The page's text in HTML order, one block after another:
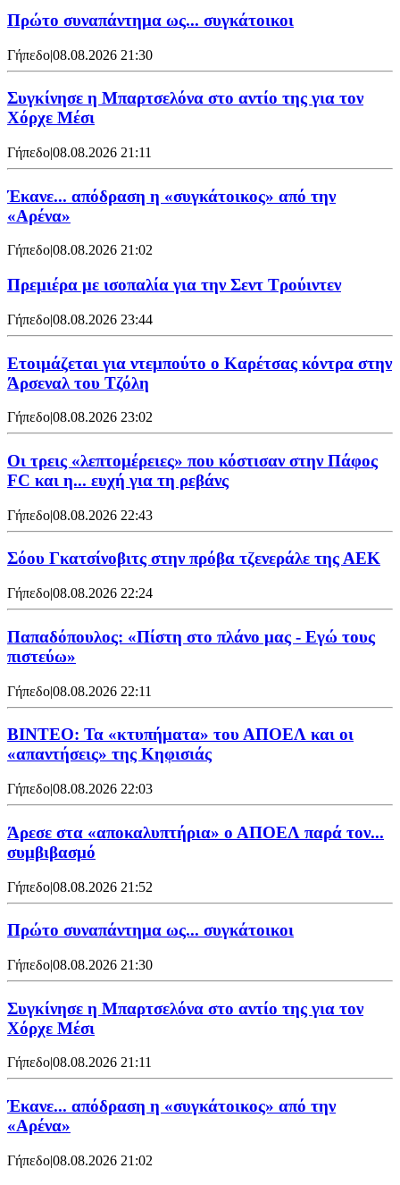
Πρώτο συναπάντημα ως... συγκάτοικοι
Γήπεδο|08.08.2026 21:30
Συγκίνησε η Μπαρτσελόνα στο αντίο της για τον
Χόρχε Μέσι
Γήπεδο|08.08.2026 21:11
Έκανε... απόδραση η «συγκάτοικος» από την
«Αρένα»
Γήπεδο|08.08.2026 21:02
Πρεμιέρα με ισοπαλία για την Σεντ Τρούιντεν
Γήπεδο|08.08.2026 23:44
Ετοιμάζεται για ντεμπούτο ο Καρέτσας κόντρα στην
Άρσεναλ του Τζόλη
Γήπεδο|08.08.2026 23:02
Οι τρεις «λεπτομέρειες» που κόστισαν στην Πάφος
FC και η... ευχή για τη ρεβάνς
Γήπεδο|08.08.2026 22:43
Σόου Γκατσίνοβιτς στην πρόβα τζενεράλε της ΑΕΚ
Γήπεδο|08.08.2026 22:24
Παπαδόπουλος: «Πίστη στο πλάνο μας - Εγώ τους
πιστεύω»
Γήπεδο|08.08.2026 22:11
ΒΙΝΤΕΟ: Τα «κτυπήματα» του ΑΠΟΕΛ και οι
«απαντήσεις» της Κηφισιάς
Γήπεδο|08.08.2026 22:03
Άρεσε στα «αποκαλυπτήρια» ο ΑΠΟΕΛ παρά τον...
συμβιβασμό
Γήπεδο|08.08.2026 21:52
Πρώτο συναπάντημα ως... συγκάτοικοι
Γήπεδο|08.08.2026 21:30
Συγκίνησε η Μπαρτσελόνα στο αντίο της για τον
Χόρχε Μέσι
Γήπεδο|08.08.2026 21:11
Έκανε... απόδραση η «συγκάτοικος» από την
«Αρένα»
Γήπεδο|08.08.2026 21:02